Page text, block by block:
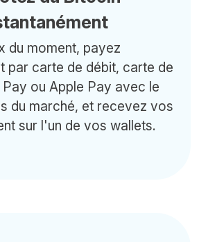
du moment, payez
par carte de débit, carte de
ou Apple Pay avec le
du marché, et recevez vos
sur l'un de vos wallets.